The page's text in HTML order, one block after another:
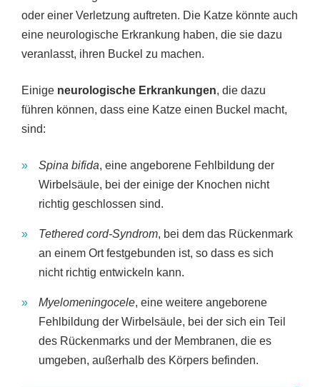
oder einer Verletzung auftreten. Die Katze könnte auch
eine neurologische Erkrankung haben, die sie dazu
veranlasst, ihren Buckel zu machen.
Einige neurologische Erkrankungen, die dazu
führen können, dass eine Katze einen Buckel macht,
sind:
Spina bifida, eine angeborene Fehlbildung der
Wirbelsäule, bei der einige der Knochen nicht
richtig geschlossen sind.
Tethered cord-Syndrom, bei dem das Rückenmark
an einem Ort festgebunden ist, so dass es sich
nicht richtig entwickeln kann.
Myelomeningocele, eine weitere angeborene
Fehlbildung der Wirbelsäule, bei der sich ein Teil
des Rückenmarks und der Membranen, die es
umgeben, außerhalb des Körpers befinden.